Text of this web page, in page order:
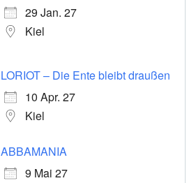
29 Jan. 27
Kiel
LORIOT – Die Ente bleibt draußen
10 Apr. 27
Kiel
ABBAMANIA
9 Mai 27